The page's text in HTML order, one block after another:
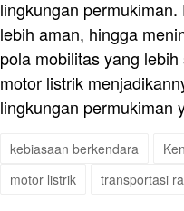
lingkungan
lebih aman, hingga
pola mobilitas yang
motor listrik
lingkungan permukiman
kebiasaan berkendara
motor listrik
transportasi